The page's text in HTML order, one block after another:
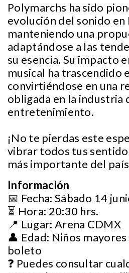
Polymarchs ha sido
evolución del sonido en
manteniendo una
adaptándose a las
su esencia. Su impacto
musical ha trascendido
convirtiéndose en una
obligada en la industria
entretenimiento.
¡No te pierdas este
vibrar todos tus
más importante del
Información
📅 Fecha: Sábado 14
⏳ Hora: 20:30 hrs.
📍 Lugar: Arena CDMX
👤 Edad: Niños mayores
boleto
❓ Puedes consultar